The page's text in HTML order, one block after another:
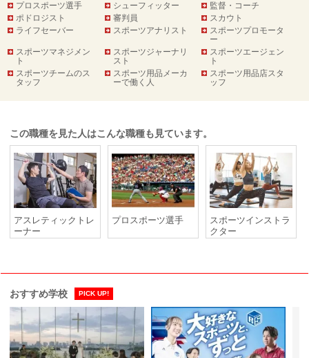
プロスポーツ選手
シューフィッター
監督・コーチ
ポドロジスト
審判員
スカウト
ライフセーバー
スポーツアナリスト
スポーツプロモータ
ー
スポーツマネジメン
ト
スポーツジャーナリ
スト
スポーツエージェン
ト
スポーツチームのス
タッフ
スポーツ用品メーカ
ーで働く人
スポーツ用品店スタ
ッフ
この職種を見た人はこんな職種も見ています。
アスレティックトレ
ーナー
プロスポーツ選手
スポーツインストラ
クター
おすすめ学校 PICK UP!